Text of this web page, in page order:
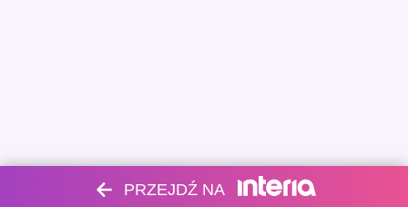
PRZEJDŹ NA